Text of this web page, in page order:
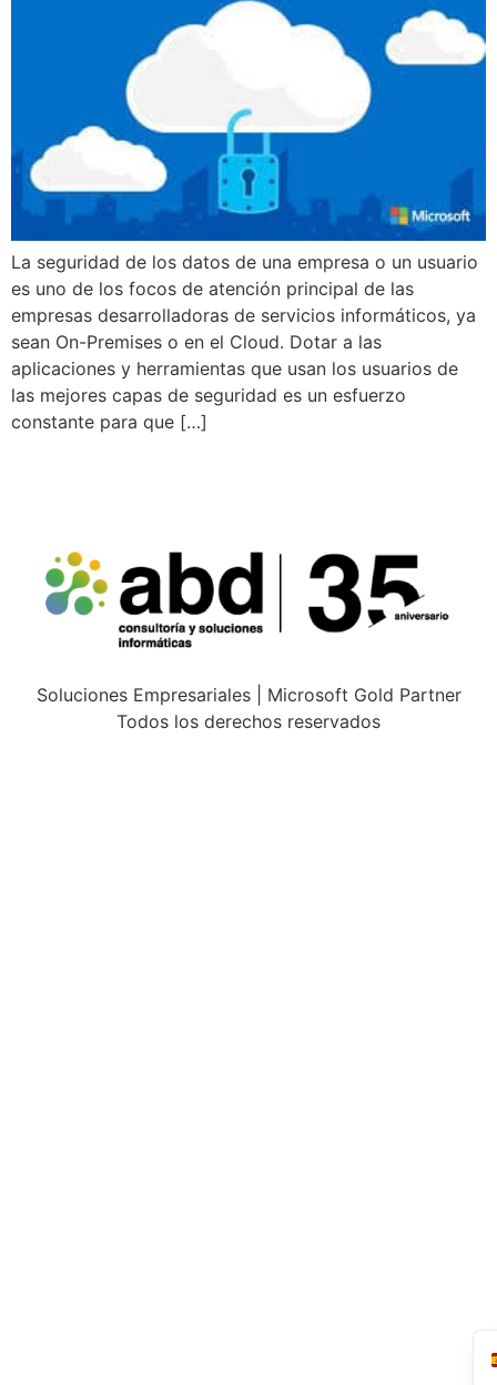
La seguridad de los datos de una empresa o un usuario
es uno de los focos de atención principal de las
empresas desarrolladoras de servicios informáticos, ya
sean On-Premises o en el Cloud. Dotar a las
aplicaciones y herramientas que usan los usuarios de
las mejores capas de seguridad es un esfuerzo
constante para que […]
Soluciones Empresariales | Microsoft Gold Partner
Todos los derechos reservados